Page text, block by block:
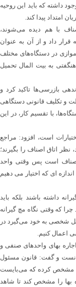
داشته که باید این روحیه
امتداد پیدا کند.
با هم دیده می‌شوند،
داد و از آن به عنوان
در دستگاه‌های مختلف
به بیت المال تحمیل
بازرسی‌ها تاکید کرد و
و تکلیف قانونی دستگاهی
با تقسیم کار، در این
است، افزود: مراجع
اتاق اصناف را بگیرند؛
است پس وقتی واحد
ای که اختیار می دهیم
داشته باشند بلکه باید
که وقتی نگاه مچ گیرانه
شخصی به خود می‌گیرد در
اعمال کنیم.
بهای واحدهای صنفی و
و گفت: قانون مسئول
مشخص کرده که می‌بایست
بها را مشخص کند تا شاهد